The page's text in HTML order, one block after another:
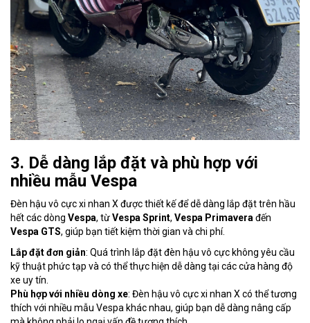
3. Dễ dàng lắp đặt và phù hợp với
nhiều mẫu Vespa
Đèn hậu vô cực xi nhan X được thiết kế để dễ dàng lắp đặt trên hầu
hết các dòng Vespa, từVespa Sprint, Vespa Primaverađến
Vespa GTS, giúp bạn tiết kiệm thời gian và chi phí.
Lắp đặt đơn giản: Quá trình lắp đặt đèn hậu vô cực không yêu cầu
kỹ thuật phức tạp và có thể thực hiện dễ dàng tại các cửa hàng độ
xe uy tín.
Phù hợp với nhiều dòng xe: Đèn hậu vô cực xi nhan X có thể tương
thích với nhiều mẫu Vespa khác nhau, giúp bạn dễ dàng nâng cấp